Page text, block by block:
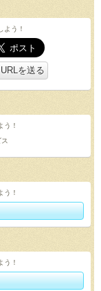
よう！
を送る
う！
う！
う！